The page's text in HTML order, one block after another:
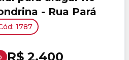
- Rua Pará
1787
R$ 2.400